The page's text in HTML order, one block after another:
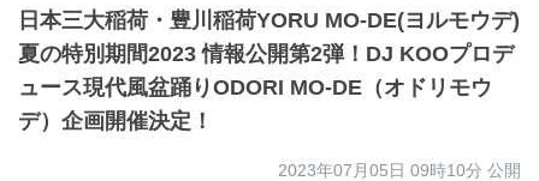
日本三大稲荷・豊川稲荷YORU MO-DE(ヨルモウデ)
夏の特別期間2023 情報公開第2弾！DJ KOOプロデ
ュース現代風盆踊りODORI MO-DE（オドリモウ
デ）企画開催決定！
2023年07月05日 09時10分 公開